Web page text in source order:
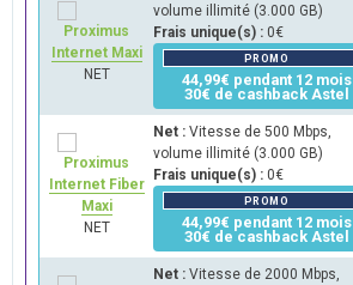
Internet Maxi
NET
volume illimité (3.000 GB)
Frais unique(s) : 0€
PROMO
44,99€ pendant 12 mois
30€ de cashback Astel
Internet Fiber
Maxi
NET
Net : Vitesse de 500 Mbps,
volume illimité (3.000 GB)
Frais unique(s) : 0€
PROMO
44,99€ pendant 12 mois
30€ de cashback Astel
Net : Vitesse de 2000 Mbps,